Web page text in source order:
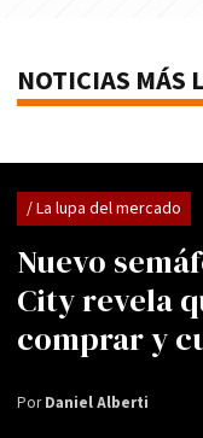
NOTICIAS MÁS
Nuevo
City revela
comprar y
/ La lupa del mercado
PorDaniel Alberti